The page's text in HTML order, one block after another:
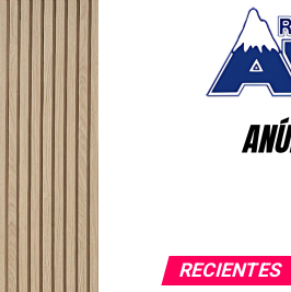
RECIENTES